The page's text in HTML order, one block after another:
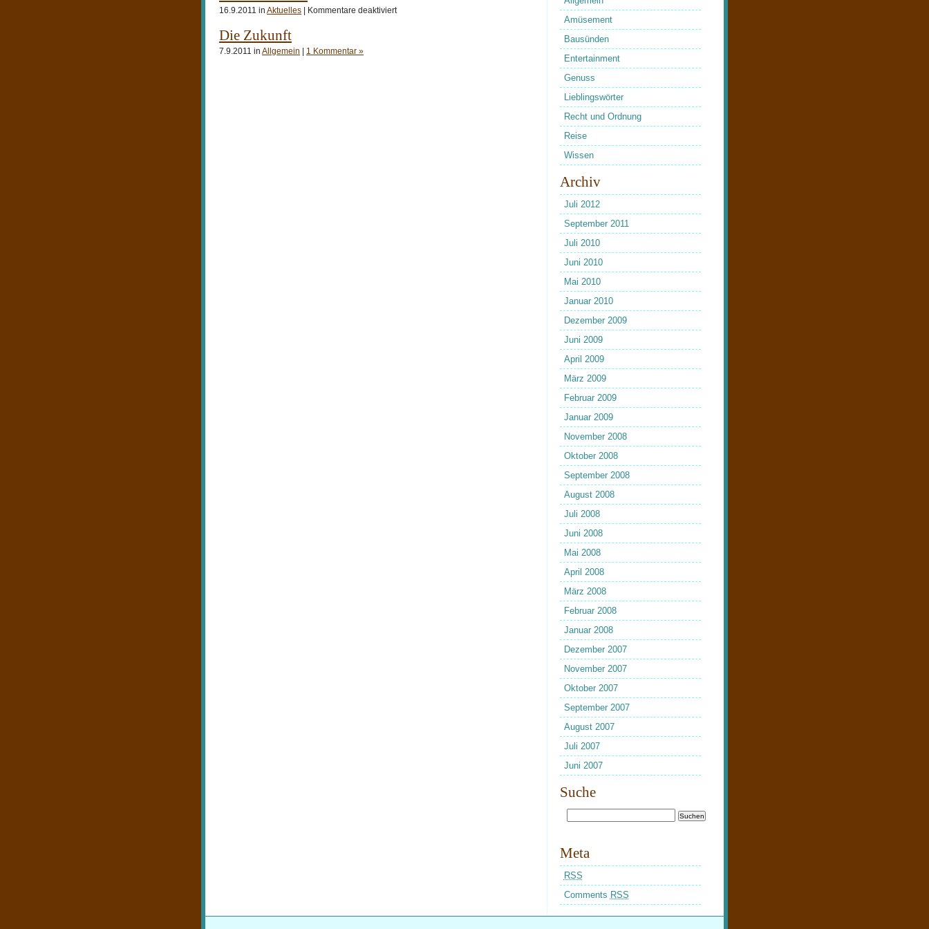
16.9.2011 in Aktuelles | Kommentare deaktiviertfür
Die Zukunft
7.9.2011 in Allgemein | 1 Kommentar »
Amüsement
Bausünden
Entertainment
Genuss
Lieblingswörter
Recht und Ordnung
Reise
Wissen
Archiv
Juli 2012
September 2011
Juli 2010
Juni 2010
Mai 2010
Januar 2010
Dezember 2009
Juni 2009
April 2009
März 2009
Februar 2009
Januar 2009
November 2008
Oktober 2008
September 2008
August 2008
Juli 2008
Juni 2008
Mai 2008
April 2008
März 2008
Februar 2008
Januar 2008
Dezember 2007
November 2007
Oktober 2007
September 2007
August 2007
Juli 2007
Juni 2007
Suche
Meta
RSS
Comments RSS